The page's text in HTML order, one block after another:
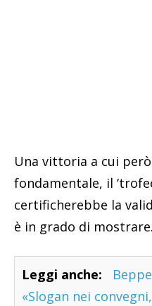
Una vittoria a cui
fondamentale, il
certificherebbe la
è in grado di mostrare.
Leggi anche:
«Slogan nei